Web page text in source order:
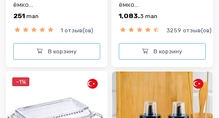
ёмко...
251 man
1 отзыв(ов)
В корзину
ёмко...
1,083.3 man
3259 отзыв(ов)
В корзину
-1%